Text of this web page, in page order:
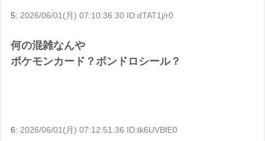
5: 2026/06/01(月) 07:10:36.30 ID:dTAT1j/r0
何の混雑なんや
ポケモンカード？ボンドロシール？
6:2026/06/01(月) 07:12:51.36 ID:tk6UVBfE0